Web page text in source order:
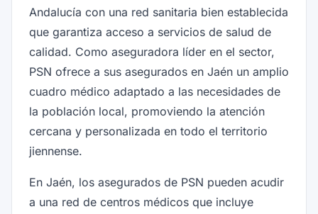
Andalucía con una red sanitaria bien establecida
que garantiza acceso a servicios de salud de
calidad. Como aseguradora líder en el sector,
PSN ofrece a sus asegurados en Jaén un amplio
cuadro médico adaptado a las necesidades de
la población local, promoviendo la atención
cercana y personalizada en todo el territorio
jiennense.
En Jaén, los asegurados de PSN pueden acudir
a una red de centros médicos que incluye